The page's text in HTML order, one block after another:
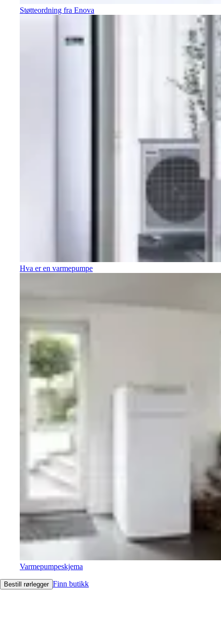
Støtteordning fra Enova
Hva er en varmepumpe
Varmepumpeskjema
Bestill rørlegger Finn butikk